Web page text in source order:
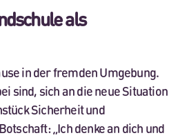
als
in der fremden Umgebung.
sind, sich an die neue Situation
Sicherheit und
„Ich denke an dich und